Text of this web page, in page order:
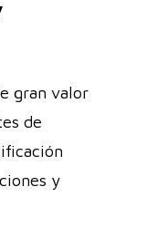
gran valor
de
y